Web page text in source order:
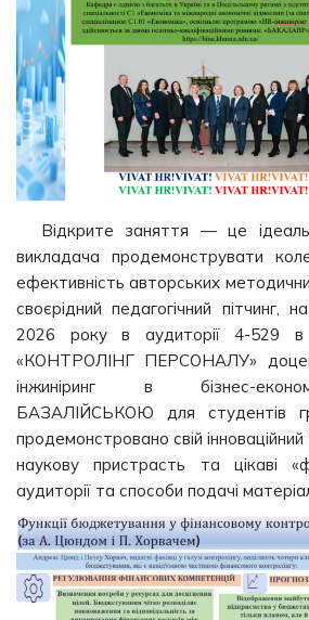
Відкрите заняття — це
викладача продемонструвати
ефективність авторських
своєрідний педагогічний пітчинг,
2026 року в аудиторії 4-529 в
«КОНТРОЛІНГ ПЕРСОНАЛУ»
інжиніринг в бізнес-
БАЗАЛІЙСЬКОЮ для студентів
продемонстровано свій
наукову пристрасть та цікаві
аудиторії та способи подачі